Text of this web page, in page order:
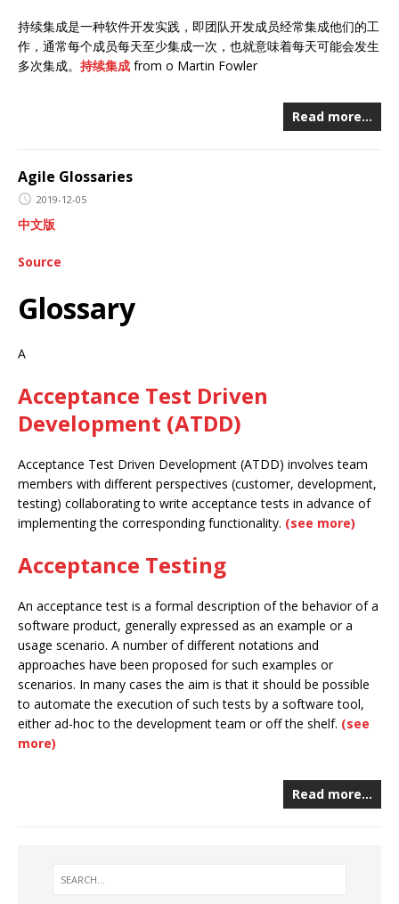
持续集成是一种软件开发实践，即团队开发成员经常集成他们的工
作，通常每个成员每天至少集成一次，也就意味着每天可能会发生
多次集成。 持续集成 from o Martin Fowler
Read more…
Agile Glossaries
2019-12-05
中文版
Source
Glossary
A
Acceptance Test Driven
Development (ATDD)
Acceptance Test Driven Development (ATDD) involves team
members with different perspectives (customer, development,
testing) collaborating to write acceptance tests in advance of
implementing the corresponding functionality. (see more)
Acceptance Testing
An acceptance test is a formal description of the behavior of a
software product, generally expressed as an example or a
usage scenario. A number of different notations and
approaches have been proposed for such examples or
scenarios. In many cases the aim is that it should be possible
to automate the execution of such tests by a software tool,
either ad-hoc to the development team or off the shelf. (see
more)
Read more…